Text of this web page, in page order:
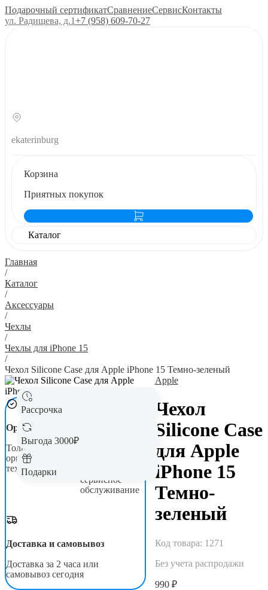
Подарочный сертификатСравнениеСервисКонтакты
ул. Радищева, д.1+7 (958) 609‑70‑27
ekaterinburg
Корзина
Приятных покупок
Каталог
Главная
/
Каталог
/
Аксессуары
/
Чехлы
/
Чехлы для iPhone 15
/
Чехол Silicone Case для Apple iPhone 15 Темно-зеленый
Рассрочка
Выгода 3000₽
Подарки
Оригинал
Только новая,
оригинальная
техника
сервисное
обслуживание
Доставка и самовывоз
Доставка за 2 часа или
самовывоз сегодня
Apple
Чехол
Silicone Case
для Apple
iPhone 15
Темно-
зеленый
Код товара: 1271
Без учета распродажи
990 ₽